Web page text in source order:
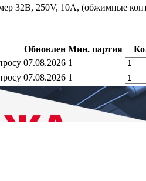
32B, 250V, 10A, (обжимные
Обновлен Мин. партия
07.08.2026 1
07.08.2026 1